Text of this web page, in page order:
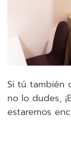
Si tú también
no lo dudes,
estaremos